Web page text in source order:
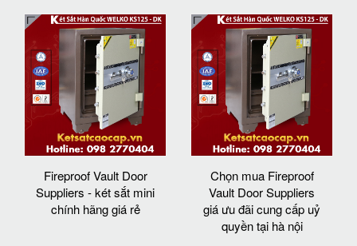
Fireproof Vault Door
Suppliers - két sắt mini
chính hãng giá rẻ
Chọn mua Fireproof
Vault Door Suppliers
giá ưu đãi cung cấp uỷ
quyền tại hà nội